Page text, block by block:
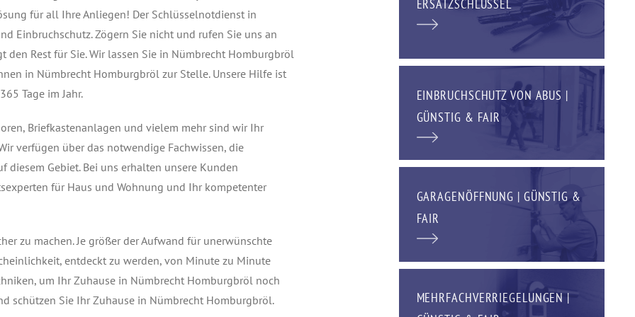
für all Ihre Anliegen! Der Schlüsselnotdienst in
Einbruchschutz. Zögern Sie nicht und rufen Sie uns an
Rest für Sie. Wir lassen Sie in Nümbrecht Homburgbröl
in Nümbrecht Homburgbröl zur Stelle. Unsere Hilfe ist
Tage im Jahr.
Briefkastenanlagen und vielem mehr sind wir Ihr
verfügen über das notwendige Fachwissen, die
Gebiet. Bei uns erhalten unsere Kunden
für Haus und Wohnung und Ihr kompetenter
zu machen. Je größer der Aufwand für unerwünschte
entdeckt zu werden, von Minute zu Minute
um Ihr Zuhause in Nümbrecht Homburgbröl noch
schützen Sie Ihr Zuhause in Nümbrecht Homburgbröl.
ERSATZSCHLÜSSEL
EINBRUCHSCHUTZ VON ABUS |
GÜNSTIG & FAIR
GARAGENÖFFNUNG | GÜNSTIG &
FAIR
MEHRFACHVERRIEGELUNGEN |